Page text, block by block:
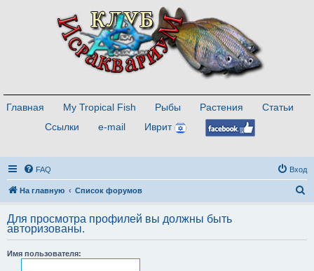
Главная My Tropical Fish Рыбы Растения
Статьи
Ссылки
e-mail Иврит
FAQ Вход
На главную Список форумов
с
Для просмотра профилей вы должны быть
авторизованы.
Имя пользователя: